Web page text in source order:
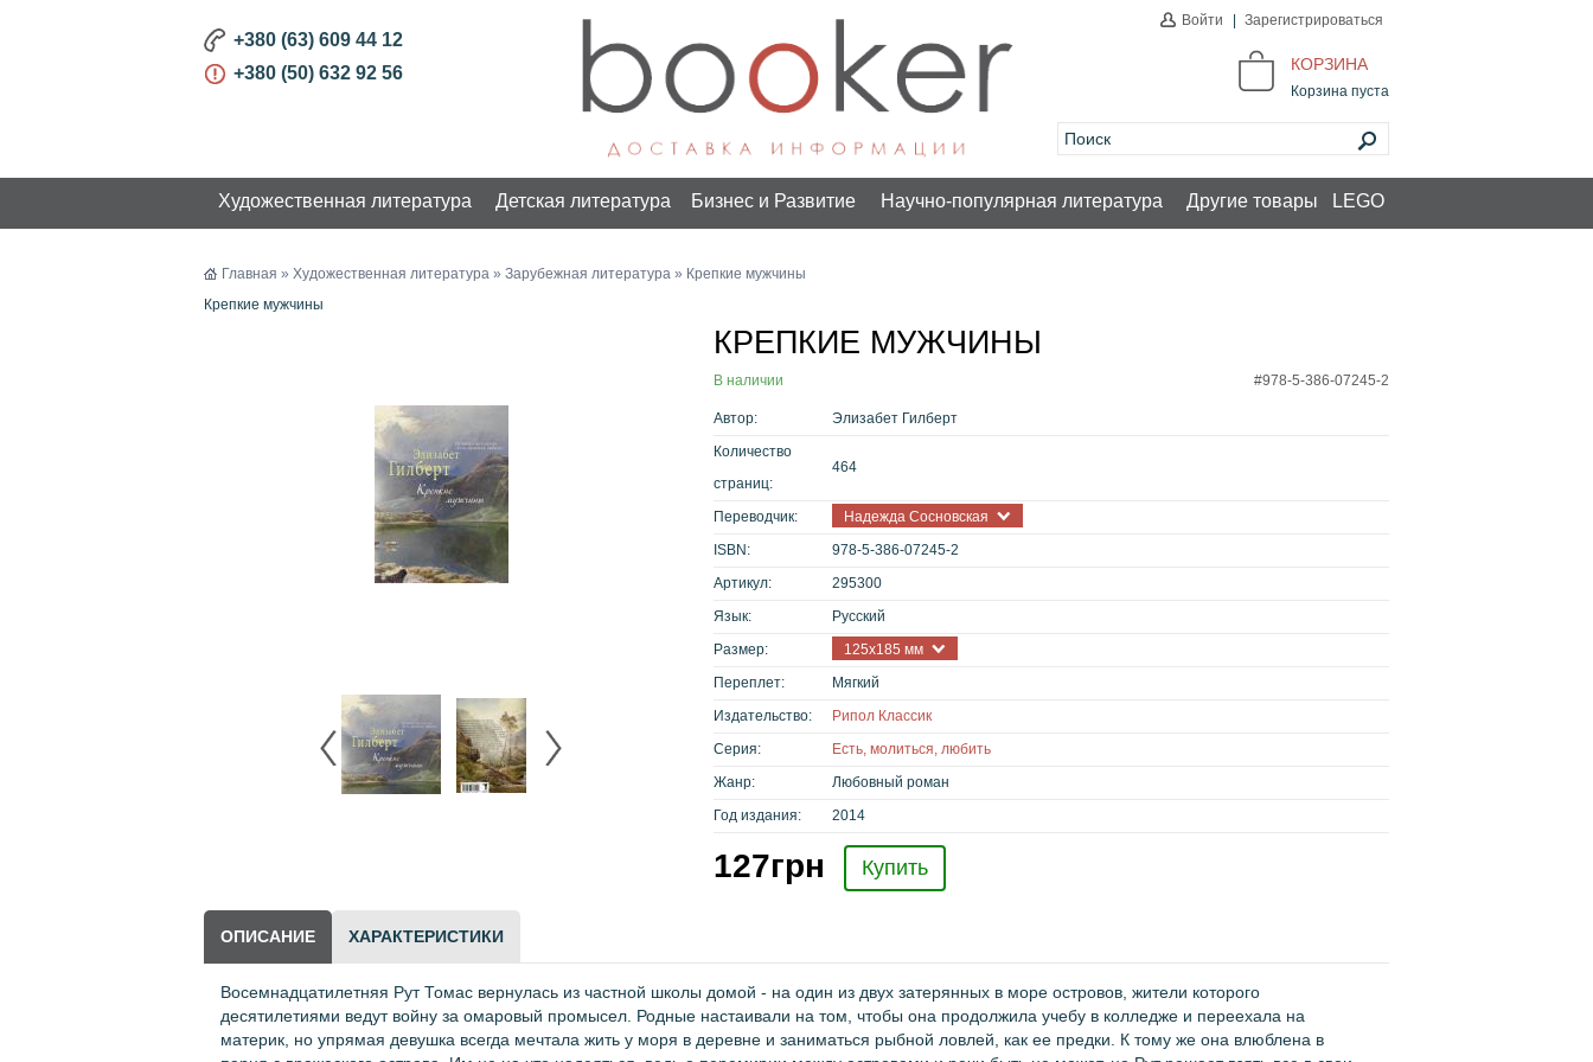
+380 (63) 609 44 12
+380 (50) 632 92 56
Войти Зарегистрироваться
КОРЗИНА
Корзина пуста
Художественная литература Детская литература Бизнес и Развитие Научно-популярная литература Другие товары LEGO
КАТАЛОГ
Книги на иностранных языках
Главная » Художественная литература » Зарубежная литература » Крепкие мужчины
Крепкие мужчины
КРЕПКИЕ МУЖЧИНЫ
#978-5-386-07245-2
В наличии
Автор:
Элизабет Гилберт
Количество
страниц:
464
Переводчик:
Надежда Сосновская
ISBN:
978-5-386-07245-2
Артикул:
295300
Язык:
Русский
Размер:
125х185 мм
Переплет:
Мягкий
Издательство:
Рипол Классик
Серия:
Есть, молиться, любить
Жанр:
Любовный роман
Год издания:
2014
127грн Купить
ОПИСАНИЕ ХАРАКТЕРИСТИКИ
Восемнадцатилетняя Рут Томас вернулась из частной школы домой - на один из двух затерянных в море островов, жители которого
десятилетиями ведут войну за омаровый промысел. Родные настаивали на том, чтобы она продолжила учебу в колледже и переехала на
материк, но упрямая девушка всегда мечтала жить у моря в деревне и заниматься рыбной ловлей, как ее предки. К тому же она влюблена в